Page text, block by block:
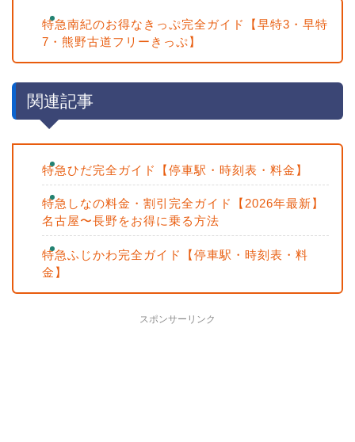
特急南紀のお得なきっぷ完全ガイド【早特3・早特
7・熊野古道フリーきっぷ】
関連記事
特急ひだ完全ガイド【停車駅・時刻表・料金】
特急しなの料金・割引完全ガイド【2026年最新】
名古屋〜長野をお得に乗る方法
特急ふじかわ完全ガイド【停車駅・時刻表・料
金】
スポンサーリンク